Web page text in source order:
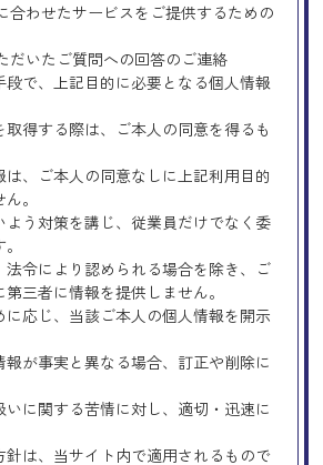
合わせたサービスをご提供するための
だいたご質問への回答のご連絡
段で、上記目的に必要となる個人情報
取得する際は、ご本人の同意を得るも
は、ご本人の同意なしに上記利用目的
。
よう対策を講じ、従業員だけでなく委
法令により認められる場合を除き、ご
三者に情報を提供しません。
に応じ、当該ご本人の個人情報を開示
報が事実と異なる場合、訂正や削除に
いに関する苦情に対し、適切・迅速に
針は、当サイト内で適用されるもので